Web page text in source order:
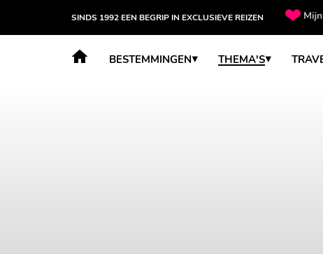
SINDS 1992 EEN BEGRIP IN EXCLUSIEVE REIZEN
BESTEMMINGEN THEMA'S